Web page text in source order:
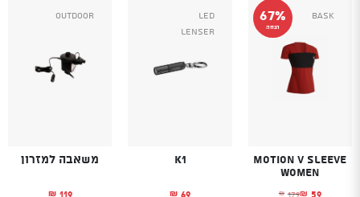
67%
הנחה
Bask
Motion V Sleeve
Women
₪ 179₪ 59
Led
Lenser
K1
₪ 69
Outdoor
משאבה למזרון
₪ 119